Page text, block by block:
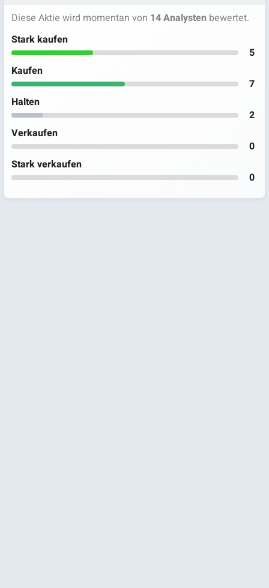
Diese Aktie wird momentan von 14 Analysten bewertet.
Stark kaufen
5
Kaufen
7
Halten
2
Verkaufen
0
Stark verkaufen
0